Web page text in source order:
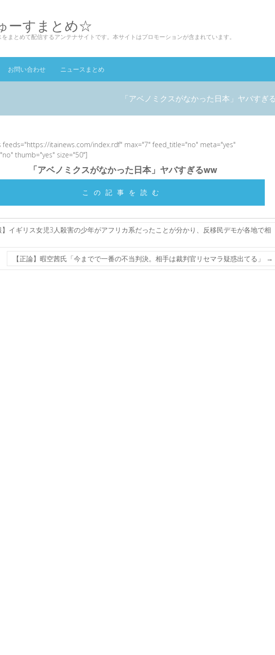
ーすまとめ☆
まとめて配信するアンテナサイトです。本サイトはプロモーションが含まれています。
お問い合わせ ニュースまとめ
「アベノミクスがなかった日本」ヤバすぎ
feeds="https://itainews.com/index.rdf" max="7" feed_title="no" meta="yes"
thumb="yes" size="50"]
「アベノミクスがなかった日本」ヤバすぎるww
この記事を読む
】イギリス女児3人殺害の少年がアフリカ系だったことが分かり、反移民デモが各地で相
【正論】暇空茜氏「今までで一番の不当判決。相手は裁判官リセマラ疑惑出てる」
→